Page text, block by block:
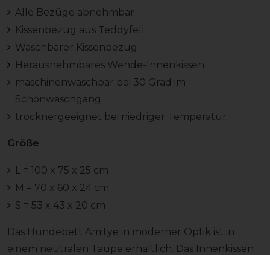
Alle Bezüge abnehmbar
Kissenbezug aus Teddyfell
Waschbarer Kissenbezug
Herausnehmbares Wende-Innenkissen
maschinenwaschbar bei 30 Grad im
Schonwaschgang
trocknergeeignet bei niedriger Temperatur
Größe
L = 100 x 75 x 25 cm
M = 70 x 60 x 24 cm
S = 53 x 43 x 20 cm
Das Hundebett Amitye in moderner Optik ist in
einem neutralen Taupe erhältlich. Das Innenkissen